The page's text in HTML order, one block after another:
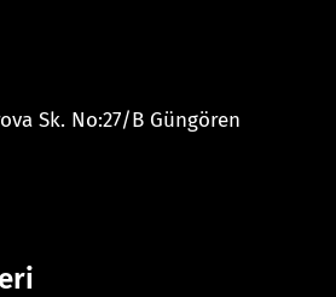
Sk. No:27/B Güngören